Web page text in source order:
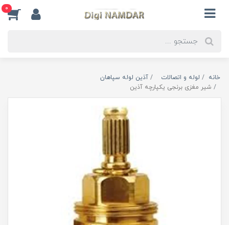
0
خانه لوله و اتصالات
آذین لوله سپاهان
شیر مغزی برنجی یکپارچه آذین